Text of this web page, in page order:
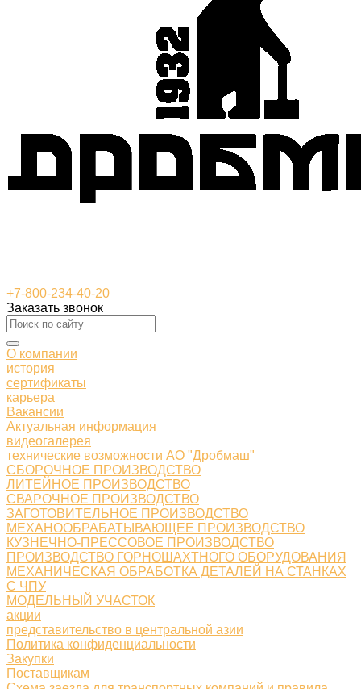
+7-800-234-40-20
Заказать звонок
О компании
история
сертификаты
карьера
Вакансии
Актуальная информация
видеогалерея
технические возможности АО "Дробмаш"
СБОРОЧНОЕ ПРОИЗВОДСТВО
ЛИТЕЙНОЕ ПРОИЗВОДСТВО
СВАРОЧНОЕ ПРОИЗВОДСТВО
ЗАГОТОВИТЕЛЬНОЕ ПРОИЗВОДСТВО
МЕХАНООБРАБАТЫВАЮЩЕЕ ПРОИЗВОДСТВО
КУЗНЕЧНО-ПРЕССОВОЕ ПРОИЗВОДСТВО
ПРОИЗВОДСТВО ГОРНОШАХТНОГО ОБОРУДОВАНИЯ
МЕХАНИЧЕСКАЯ ОБРАБОТКА ДЕТАЛЕЙ НА СТАНКАХ
С ЧПУ
МОДЕЛЬНЫЙ УЧАСТОК
акции
представительство в центральной азии
Политика конфиденциальности
Закупки
Поставщикам